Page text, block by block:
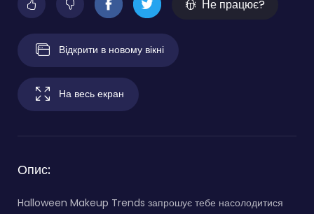
Не працює?
Відкрити в новому вікні
На весь екран
Опис:
Halloween Makeup Trends запрошує тебе насолодитися